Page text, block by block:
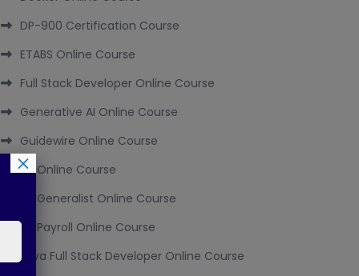
DP-900 Certification Course
ETABS Online Course
Full Stack Developer Online Course
Generative AI Online Course
Guidewire Online Course
HR Online Course
HR Generalist Online Course
HR Payroll Online Course
Java Full Stack Developer Online Course
×